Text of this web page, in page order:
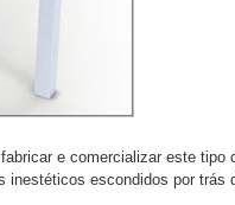
e comercializar este tipo
inestéticos escondidos por trás